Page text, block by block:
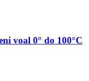
voal 0° do 100°C